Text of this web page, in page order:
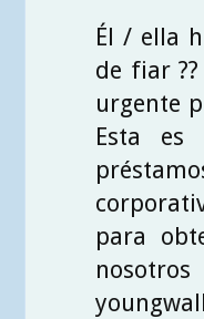
Él / ella
de fiar
urgente
Esta
para